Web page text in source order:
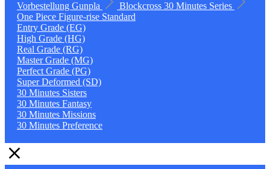
Vorbestellung Gunpla Blockcross 30 Minutes Series
One Piece Figure-rise Standard
Entry Grade (EG)
High Grade (HG)
Real Grade (RG)
Master Grade (MG)
Perfect Grade (PG)
Super Deformed (SD)
30 Minutes Sisters
30 Minutes Fantasy
30 Minutes Missions
30 Minutes Preference